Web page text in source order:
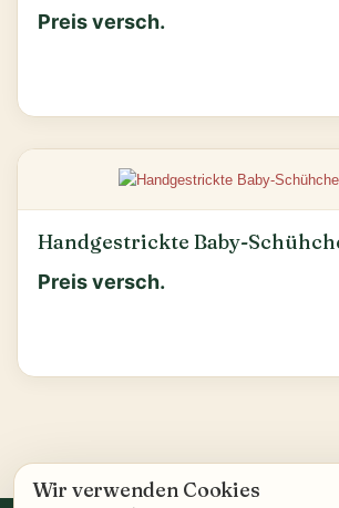
Wir verwenden Cookies
Preis versch.
Handgestrickte Baby-
Preis versch.